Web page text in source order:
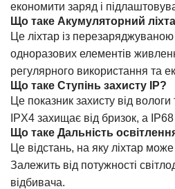
економити заряд і
Що таке Акумуляторний
Це ліхтар із
одноразових елементів
регулярного використання та
Що таке Ступінь захисту IP?
Це показник захисту від
IPX4 захищає від бризок, а
Що таке Дальність
Це відстань, на яку ліхтар
Залежить від потужності
відбивача.